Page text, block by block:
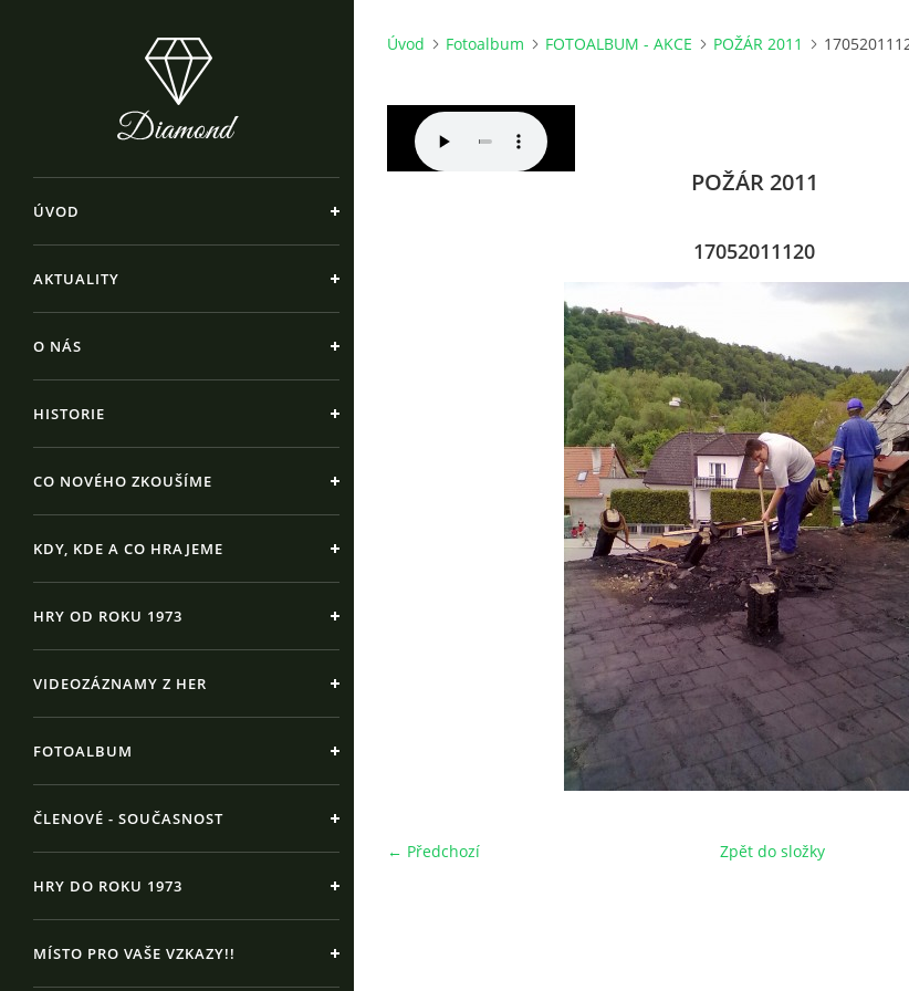
ÚVOD
AKTUALITY
O NÁS
HISTORIE
CO NOVÉHO ZKOUŠÍME
KDY, KDE A CO HRAJEME
HRY OD ROKU 1973
VIDEOZÁZNAMY Z HER
FOTOALBUM
ČLENOVÉ - SOUČASNOST
HRY DO ROKU 1973
MÍSTO PRO VAŠE VZKAZY!!
Úvod Fotoalbum FOTOALBUM - AKCE POŽÁR 2011
POŽÁR 2011
17052011120
← Předchozí Zpět do složky